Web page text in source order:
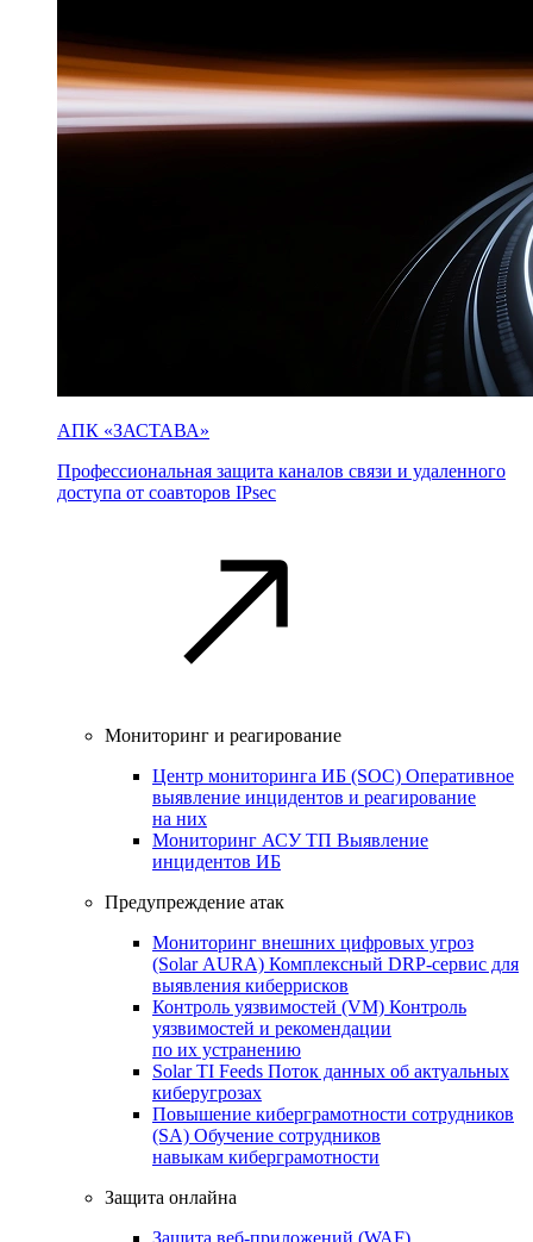
АПК «ЗАСТАВА»
Профессиональная защита каналов связи и удаленного
доступа от соавторов IPsec
Мониторинг и реагирование
Центр мониторинга ИБ (SOC) Оперативное
выявление инцидентов и реагирование
на них
Мониторинг АСУ ТП Выявление
инцидентов ИБ
Предупреждение атак
Мониторинг внешних цифровых угроз
(Solar AURA) Комплексный DRP-сервис для
выявления киберрисков
Контроль уязвимостей (VM) Контроль
уязвимостей и рекомендации
по их устранению
Solar TI Feeds Поток данных об актуальных
киберугрозах
Повышение киберграмотности сотрудников
(SA) Обучение сотрудников
навыкам киберграмотности
Защита онлайна
Защита веб-приложений (WAF)